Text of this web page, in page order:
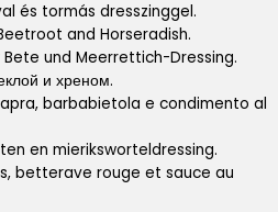
és tormás dresszinggel.
and Horseradish.
und Meerrettich-Dressing.
и хреном.
barbabietola e condimento al
en mieriksworteldressing.
betterave rouge et sauce au